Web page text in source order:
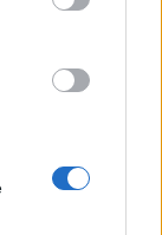
Islanda